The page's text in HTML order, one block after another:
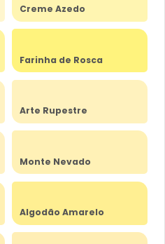
Creme Azedo
Farinha de Rosca
Arte Rupestre
Monte Nevado
Algodão Amarelo